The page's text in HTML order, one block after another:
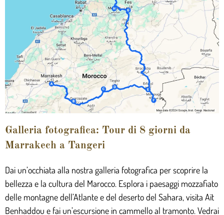
Galleria fotografica: Tour di 8 giorni da
Marrakech a Tangeri
Dai un’occhiata alla nostra galleria fotografica per scoprire la
bellezza e la cultura del Marocco. Esplora i paesaggi mozzafiato
delle montagne dell’Atlante e del deserto del Sahara, visita Aït
Benhaddou e fai un’escursione in cammello al tramonto. Vedrai